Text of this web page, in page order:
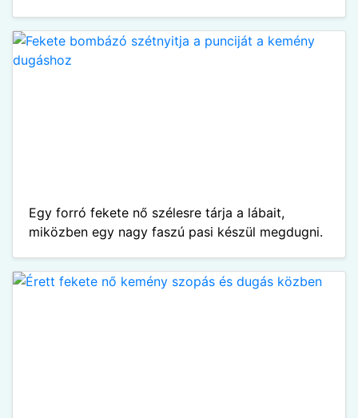
Egy forró fekete nő szélesre tárja a lábait,
miközben egy nagy faszú pasi készül megdugni.